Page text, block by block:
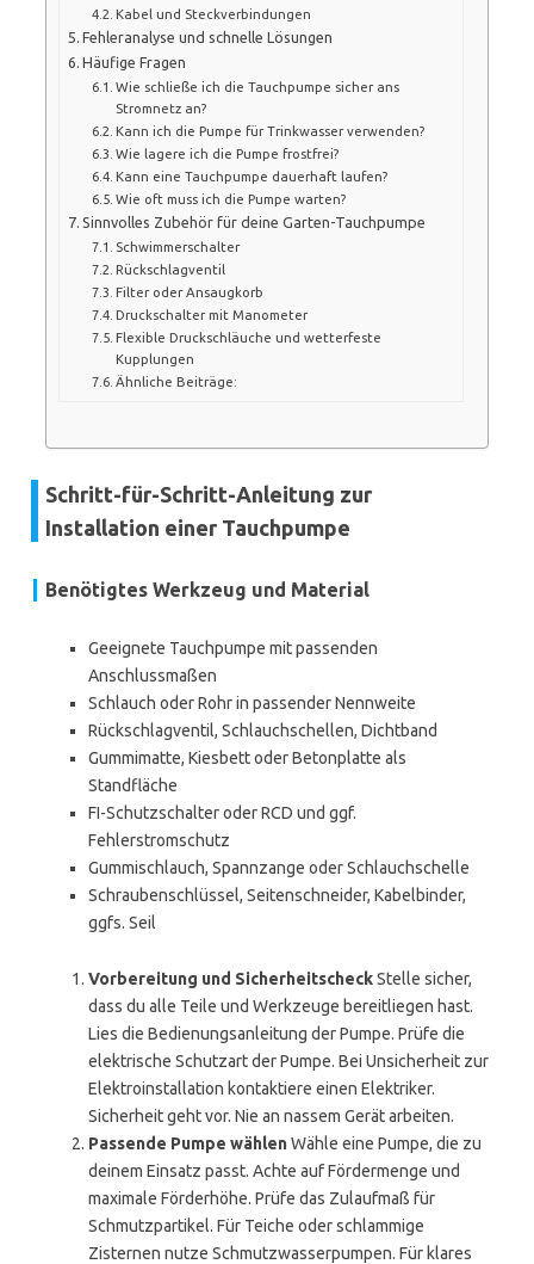
Kabel und Steckverbindungen
Fehleranalyse und schnelle Lösungen
Häufige Fragen
Wie schließe ich die Tauchpumpe sicher ans
Stromnetz an?
Kann ich die Pumpe für Trinkwasser verwenden?
Wie lagere ich die Pumpe frostfrei?
Kann eine Tauchpumpe dauerhaft laufen?
Wie oft muss ich die Pumpe warten?
Sinnvolles Zubehör für deine Garten-Tauchpumpe
Schwimmerschalter
Rückschlagventil
Filter oder Ansaugkorb
Druckschalter mit Manometer
Flexible Druckschläuche und wetterfeste
Kupplungen
Ähnliche Beiträge:
Schritt-für-Schritt-Anleitung zur
Installation einer Tauchpumpe
Benötigtes Werkzeug und Material
Geeignete Tauchpumpe mit passenden
Anschlussmaßen
Schlauch oder Rohr in passender Nennweite
Rückschlagventil, Schlauchschellen, Dichtband
Gummimatte, Kiesbett oder Betonplatte als
Standfläche
FI-Schutzschalter oder RCD und ggf.
Fehlerstromschutz
Gummischlauch, Spannzange oder Schlauchschelle
Schraubenschlüssel, Seitenschneider, Kabelbinder,
ggfs. Seil
Vorbereitung und SicherheitscheckStelle sicher,
dass du alle Teile und Werkzeuge bereitliegen hast.
Lies die Bedienungsanleitung der Pumpe. Prüfe die
elektrische Schutzart der Pumpe. Bei Unsicherheit zur
Elektroinstallation kontaktiere einen Elektriker.
Sicherheit geht vor. Nie an nassem Gerät arbeiten.
Passende Pumpe wählenWähle eine Pumpe, die zu
deinem Einsatz passt. Achte auf Fördermenge und
maximale Förderhöhe. Prüfe das Zulaufmaß für
Schmutzpartikel. Für Teiche oder schlammige
Zisternen nutze Schmutzwasserpumpen. Für klares